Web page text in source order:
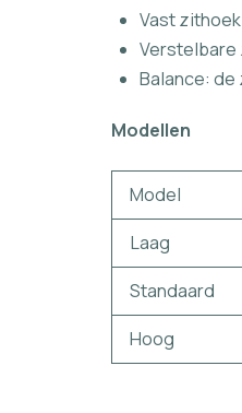
Vast
Verstelbare
Balance: de
Modellen
Model
Laag
Standaard
Hoog